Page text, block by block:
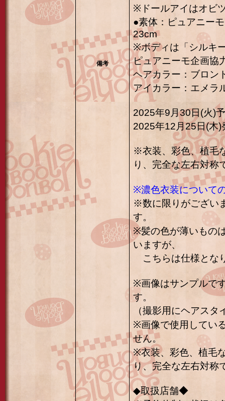
備考
※ドールアイはオビ
●素体：ピュアニー
23cm
※ボディは「シルキ
ピュアニーモ企画協
ヘアカラー：ブロン
アイカラー：エメラ
2025年9月
2025年12月25日(木)
※衣装、彩色、植毛
り、完全な左右対称
※濃色衣装について
※数に限りがござい
す。
※髪の色が薄いもの
いますが、
こちらは仕様とな
※画像はサンプルで
す。
（撮影用にヘアス
※画像で使用してい
せん。
※衣装、彩色、植毛
り、完全な左右対称
◆取扱店舗◆